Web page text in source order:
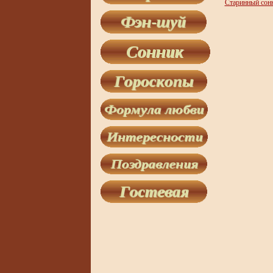
Старинный